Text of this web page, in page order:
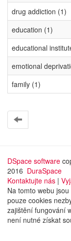
drug addiction (1)
education (1)
educational
emotional
family (1)
DSpace software
2016 DuraSpace
Kontaktujte nás |
Na tomto webu
pouze cookies
zajištění fungování
není nutné získat